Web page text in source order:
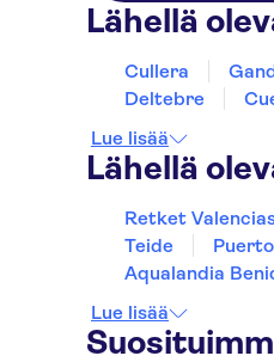
Lähellä
Cullera
Deltebre
Lue lisää
Lähellä
Retket
Teide
Aqualandia
Lue lisää